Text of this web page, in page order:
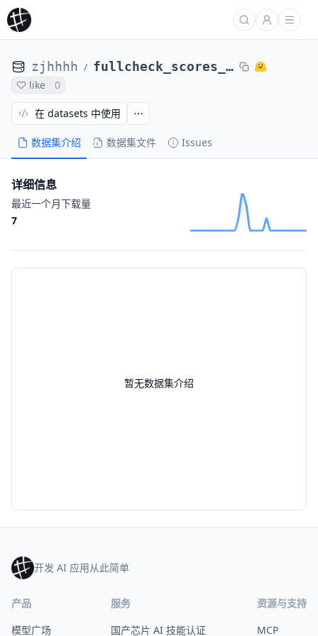
zjhhhh / fullcheck_scores_base_33
like 0
数据集介绍 数据集文件 Issues
在 datasets 中使用
暂无数据集介绍
详细信息
最近一个月下载量
7
开发 AI 应用从此简单
产品
模型广场
服务
国产芯片 AI 技能认证
资源与支持
MCP